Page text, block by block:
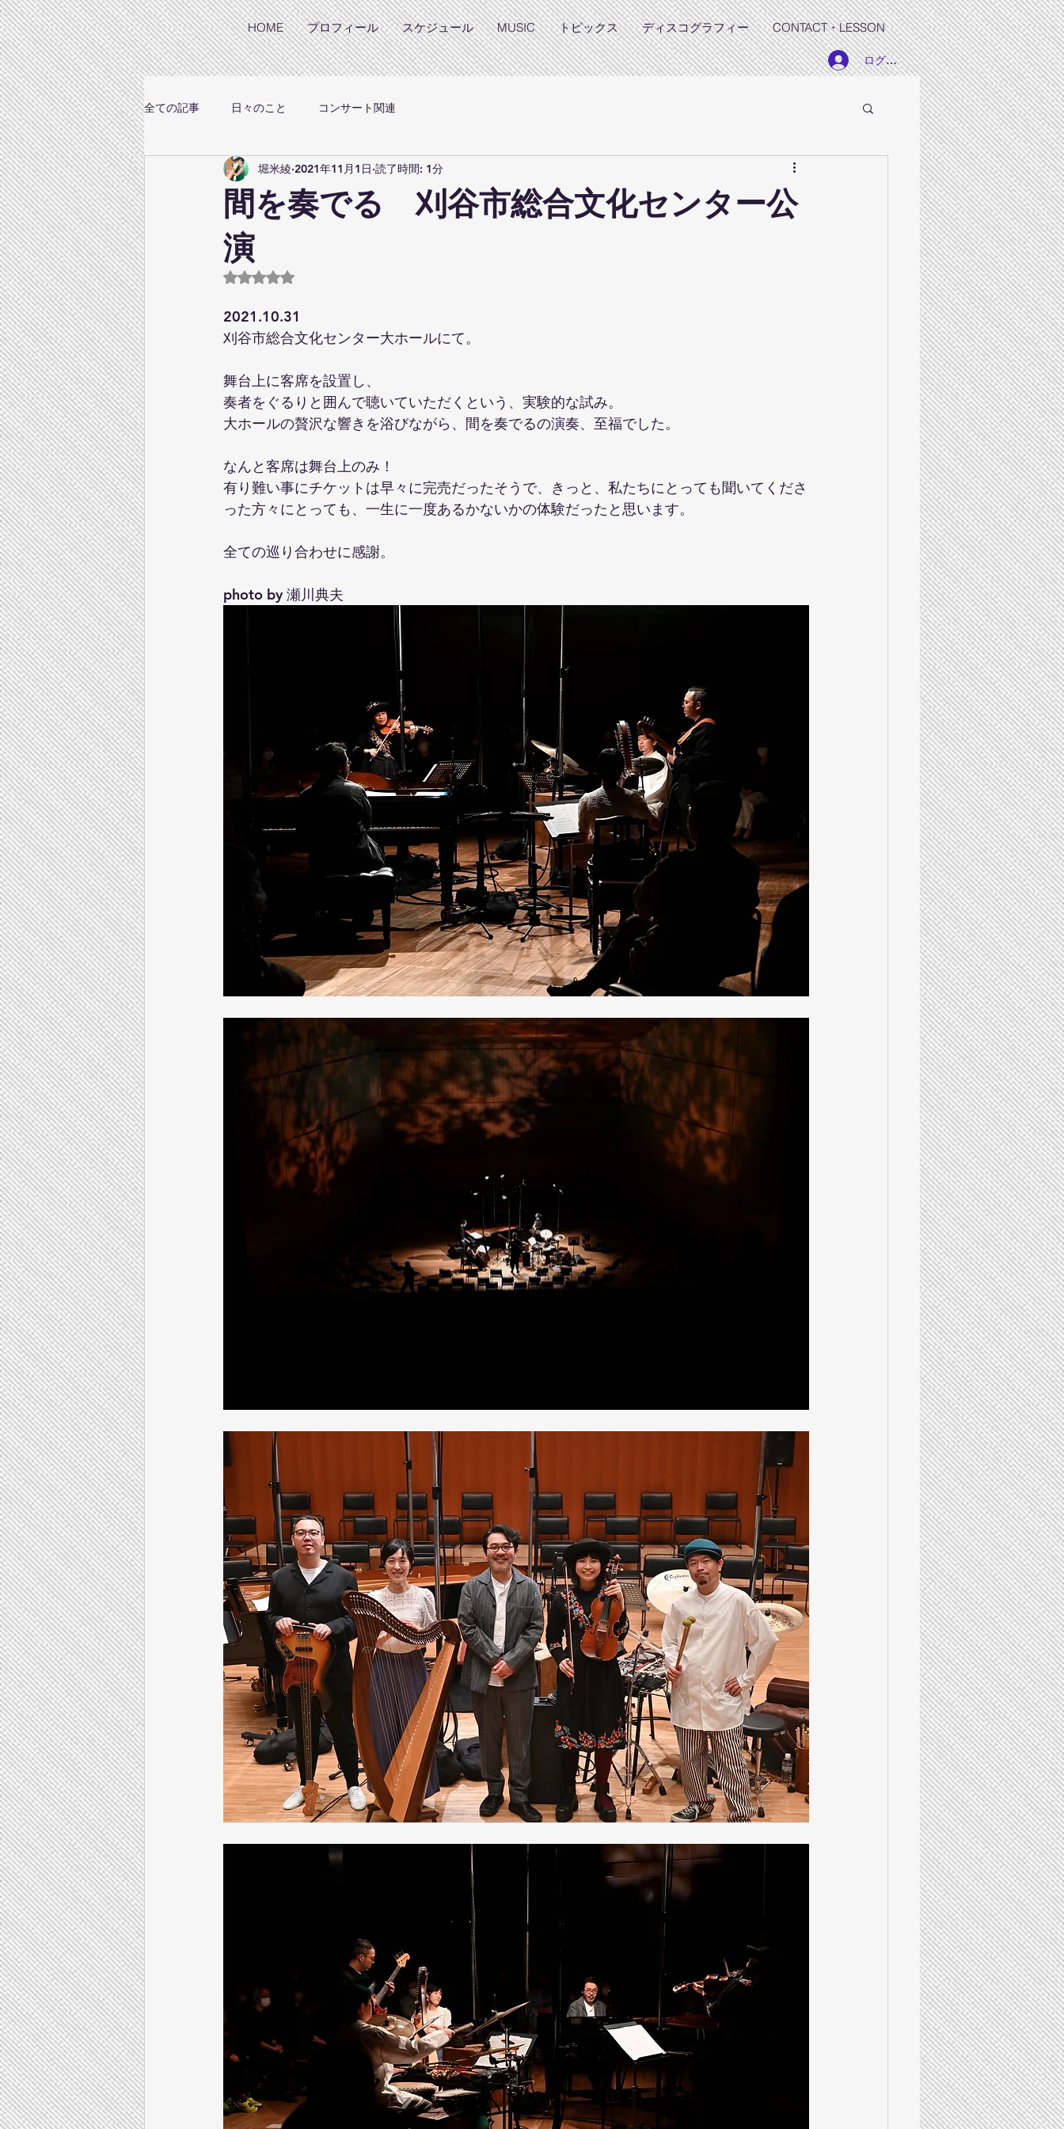
HOME プロフィール スケジュール MUSIC トピックス ディスコグラフィー CONTACT・LESSON
ログイン
全ての記事 日々のこと コンサート関連
間を奏でる 刈谷市総合文化センター公
演
堀米綾 2021年11月1日 読了時間: 1分
5つ星のうちNaNと評価されています。
2021.10.31
刈谷市総合文化センター大ホールにて。
舞台上に客席を設置し、
奏者をぐるりと囲んで聴いていただくという、実験的な試み。
大ホールの贅沢な響きを浴びながら、間を奏でるの演奏、至福でした。
なんと客席は舞台上のみ！
有り難い事にチケットは早々に完売だったそうで、きっと、私たちにとっても聞いてくださ
った方々にとっても、一生に一度あるかないかの体験だったと思います。
全ての巡り合わせに感謝。
photo by 瀬川典夫